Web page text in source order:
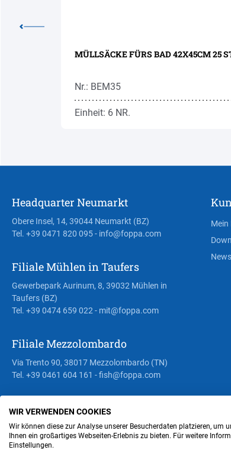
MÜLLSÄCKE
Nr.: BEM35
Einheit: 6 NR.
Headquarter Neumarkt
Obere Insel, 14, 39044 Neumarkt (BZ)
Tel. +39 0471 820 095- info@foppa.com
Filiale Mühlen in Taufers
Gewerbepark Aurinum, 8, 39032 Mühlen in
Taufers (BZ)
Tel. +39 0474 659 022 - mit@foppa.com
Filiale Mezzolombardo
Via Trento 90, 38017 Mezzolombardo (TN)
Tel. +39 0461 604 161 - fish@foppa.com
Mein
Steuer- und MwSt.- Nr. IT00676670219
WIR VERWENDEN COOKIES
Wir können diese zur Analyse unserer Besucherdaten platzieren, um
Ihnen ein großartiges Webseiten-Erlebnis zu bieten. Für weitere
Einstellungen.